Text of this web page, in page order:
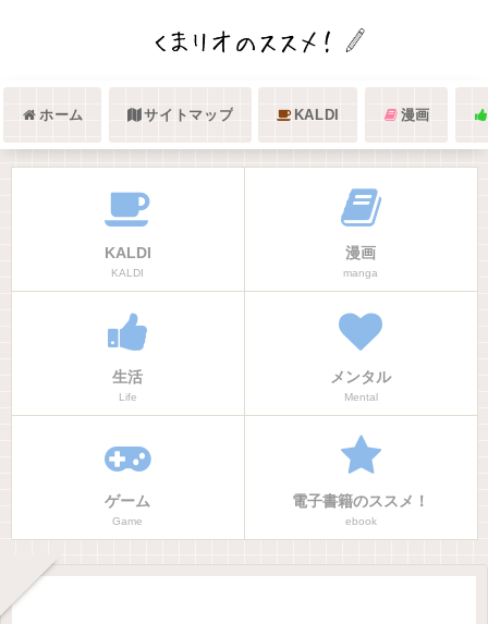
ホーム サイトマップ KALDI 漫画
KALDI
KALDI
漫画
manga
生活
Life
メンタル
Mental
ゲーム
Game
電子書籍のススメ！
ebook